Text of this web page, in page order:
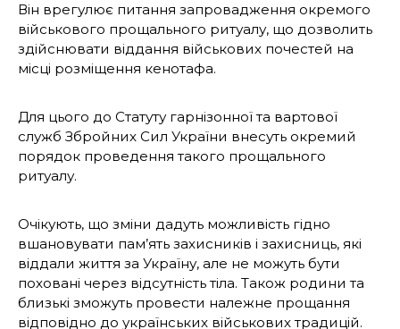
Він врегулює питання запровадження окремого
військового прощального ритуалу, що дозволить
здійснювати віддання військових почестей на
місці розміщення кенотафа.
Для цього до Статуту гарнізонної та вартової
служб Збройних Сил України внесуть окремий
порядок проведення такого прощального
ритуалу.
Очікують, що зміни дадуть можливість гідно
вшановувати пам’ять захисників і захисниць, які
віддали життя за Україну, але не можуть бути
поховані через відсутність тіла. Також родини та
близькі зможуть провести належне прощання
відповідно до українських військових традицій.